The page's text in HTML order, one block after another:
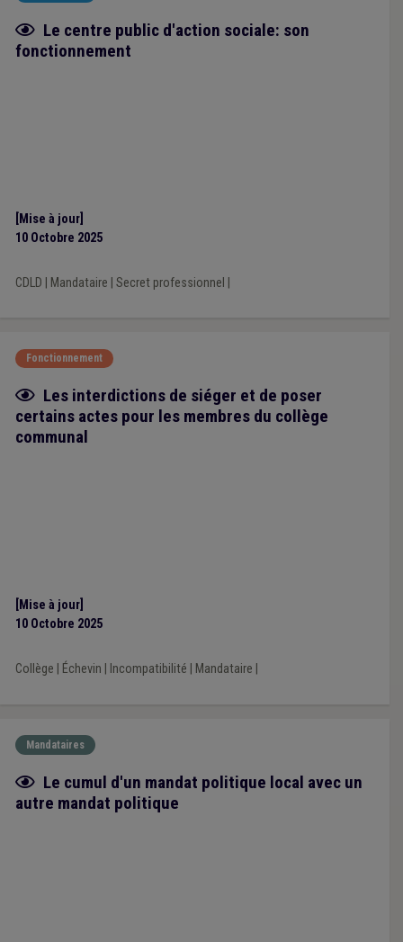
Fiche focus
Le centre public d'action sociale: son
fonctionnement
[Mise à jour]
10 Octobre 2025
CDLD Mandataire Secret professionnel
Fonctionnement
Fiche focus
Les interdictions de siéger et de poser
certains actes pour les membres du collège
communal
[Mise à jour]
10 Octobre 2025
Collège Échevin Incompatibilité Mandataire
Mandataires
Fiche focus
Le cumul d'un mandat politique local avec un
autre mandat politique